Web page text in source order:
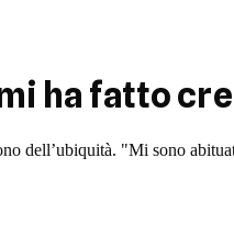
ha fatto
"Mi sono